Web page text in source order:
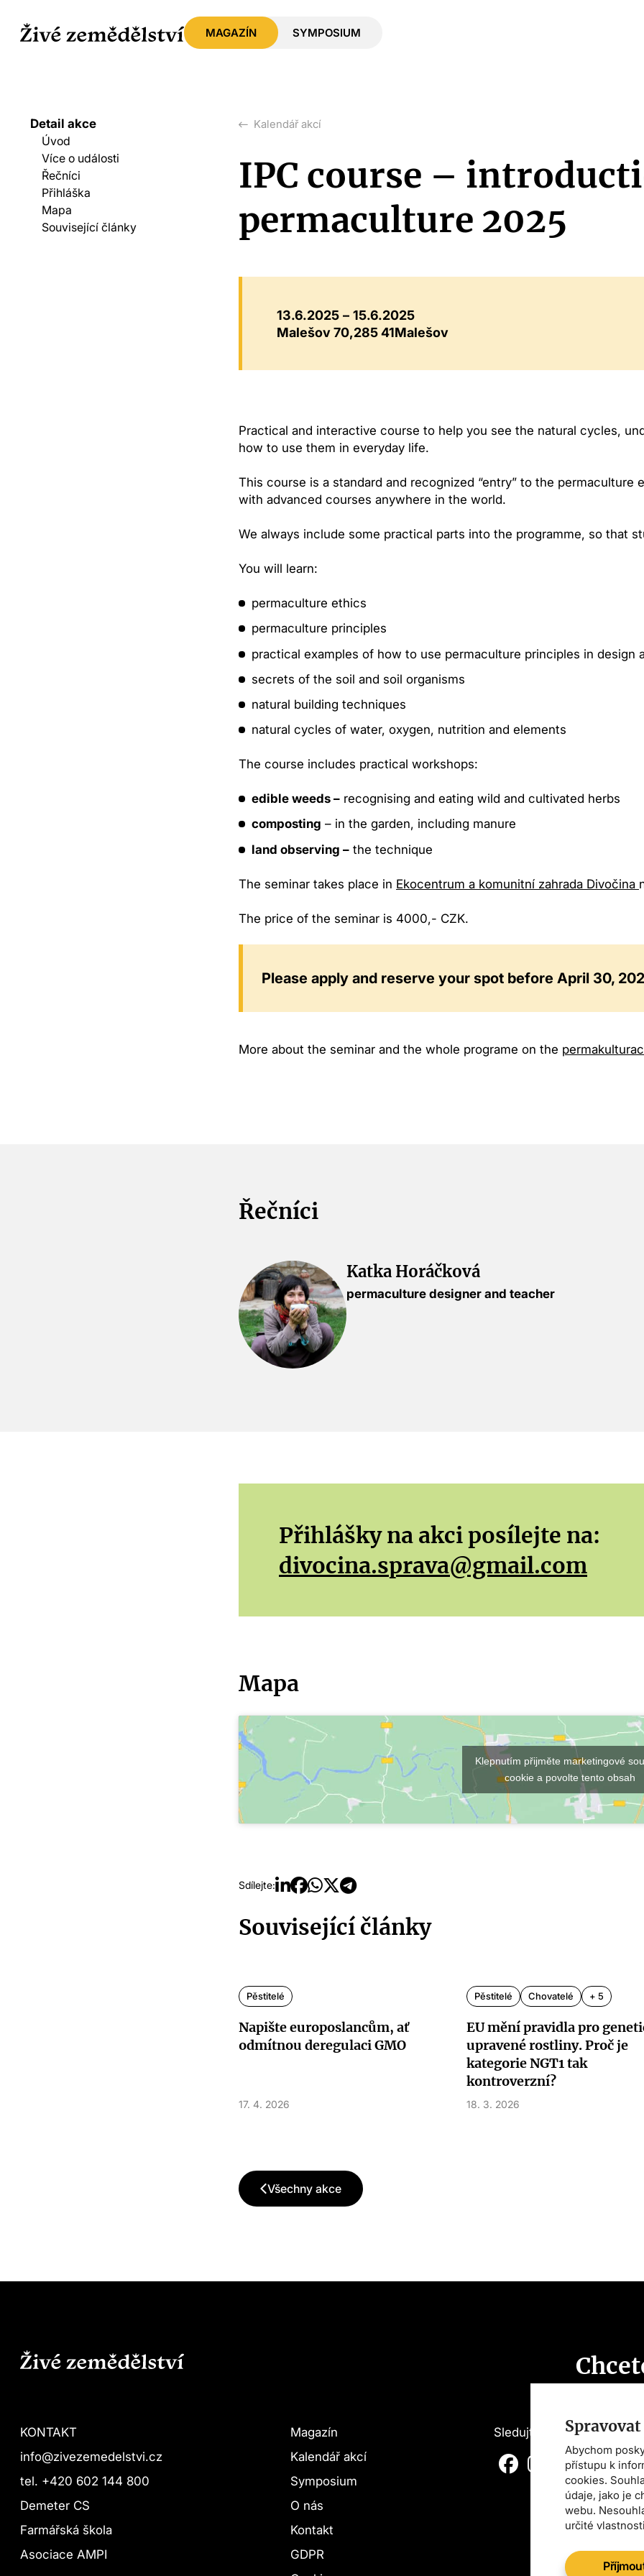
Abychom
přístupu k
cookies.
údaje, jako je
webu.
určité
MAGAZÍN SYMPOSIUM
Detail akce
Úvod
Více o události
Řečníci
Přihláška
Mapa
Související články
Kalendář akcí
IPC course –
permaculture 2025
13.6.2025
15.6.2025
Malešov 70 285 41Malešov
Practical and interactive course to help you see the natural cycles,
how to use them in everyday life.
This course is a standard and recognized “entry” to the
with advanced courses anywhere in the world.
We always include some practical parts into the programme, so that
You will learn:
permaculture ethics
permaculture principles
practical examples of how to use permaculture principles in design
secrets of the soil and soil organisms
natural building techniques
natural cycles of water, oxygen, nutrition and elements
The course includes practical workshops:
edible weeds – recognising and eating wild and cultivated herbs
composting – in the garden, including manure
land observing – the technique
The seminar takes place in Ekocentrum a komunitní zahrada Divočina
The price of the seminar is 4000,- CZK.
Please apply and reserve your spot before April 30,
More about the seminar and the whole programe on the
Řečníci
Katka Horáčková
permaculture designer and teacher
Přihlášky na akci posílejte na:
divocina.sprava@gmail.com
Mapa
Klepnutím přijměte marketingové
cookie a povolte tento obsah
Sdílejte:
Související články
Pěstitelé
Napište europoslancům, ať
odmítnou deregulaci GMO
17. 4. 2026
Pěstitelé Chovatelé + 5
EU mění pravidla pro
upravené rostliny. Proč je
kategorie NGT1 tak
kontroverzní?
18. 3. 2026
Všechny akce
KONTAKT
info@zivezemedelstvi.cz
tel. +420 602 144 800
Demeter CS
Farmářská škola
Asociace AMPI
Magazín
Kalendář akcí
Symposium
O nás
Kontakt
GDPR
Sledujte nás